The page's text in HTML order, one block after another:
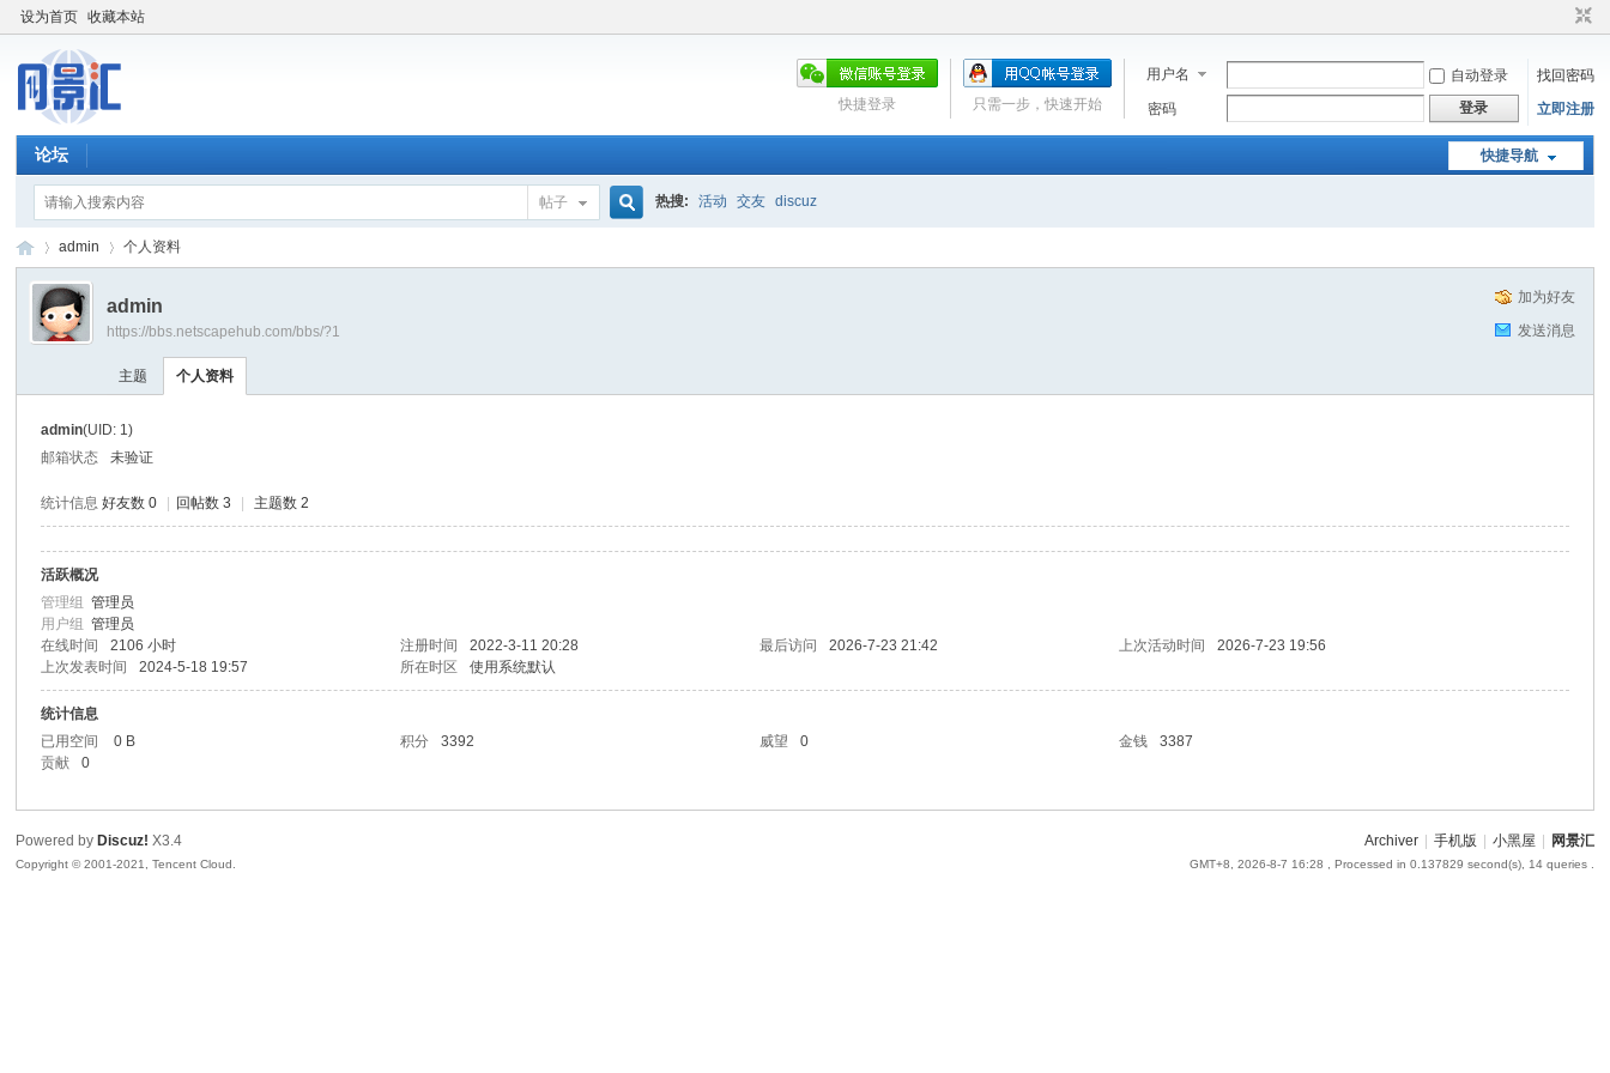
设为首页 收藏本站
用户名 自动登录
找回密码
密码
登录 立即注册
只需一步，快速开始
快捷登录
快捷导航
论坛
帖子 热搜: 活动 交友 discuz
›
admin 个人资料
加为好友
发送消息
admin
https://bbs.netscapehub.com/bbs/?1
主题 个人资料
admin(UID: 1)
邮箱状态
未验证
统计信息 好友数 0 回帖数 3 主题数 2
活跃概况
管理组管理员
用户组管理员
在线时间
2106 小时 注册时间 2022-3-11 20:28 最后访问 2026-7-23 21:42 上次活动时间
2026-7-23 19:56
上次发表时间
2024-5-18 19:57 所在时区 使用系统默认
统计信息
已用空间
0 B 积分 3392 威望 0 金钱
3387
贡献
0
Archiver 手机版 小黑屋 网景汇
GMT+8, 2026-8-7 16:28 , Processed in 0.137829 second(s), 14 queries .
Powered by Discuz! X3.4
Copyright © 2001-2021, Tencent Cloud.